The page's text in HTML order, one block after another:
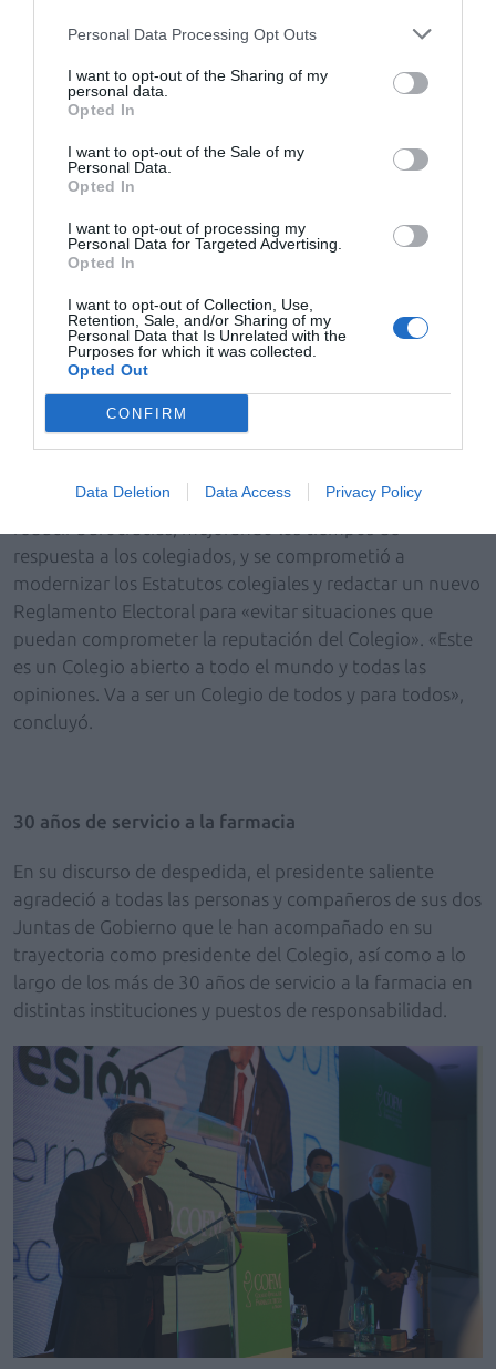
Personal Data Processing Opt Outs
I want to opt-out of the Sharing of my
personal data.
Opted In
I want to opt-out of the Sale of my
Personal Data.
Opted In
I want to opt-out of processing my
Personal Data for Targeted Advertising.
Opted In
I want to opt-out of Collection, Use,
Retention, Sale, and/or Sharing of my
Personal Data that Is Unrelated with the
Purposes for which it was collected.
Opted Out
CONFIRM
Data Deletion Data Access Privacy Policy
puedan financiarse con fondos europeos.
También incidió en la independencia de su gestión, «sin
presiones ajenas a nuestra profesión y con el único
objetivo de garantizar el modelo de farmacia que
tenemos». Se comprometió, igualmente, a buscar el
consenso profesional desde una actitud de escucha
activa, tanto de los farmacéuticos como de los
pacientes, y trabajar para reforzar la imagen y el
representar al colectivo en todos los foros e
instituciones de referencia y ámbitos de decisión. «Este
Colegio hará todo lo necesario para conseguirlo, pero
necesitaremos la ayuda del Consejo General para que la
voz de nuestros farmacéuticos resuene allá donde sea
necesario», aseguró.
Por último, asumió la tarea de agilizar procesos y
respuesta a los colegiados, y se comprometió a
modernizar los Estatutos colegiales y redactar un nuevo
Reglamento Electoral para «evitar situaciones que
puedan comprometer la reputación del Colegio». «Este
es un Colegio abierto a todo el mundo y todas las
opiniones. Va a ser un Colegio de todos y para todos»,
concluyó.
30 años de servicio a la farmacia
En su discurso de despedida, el presidente saliente
agradeció a todas las personas y compañeros de sus dos
Juntas de Gobierno que le han acompañado en su
trayectoria como presidente del Colegio, así como a lo
largo de los más de 30 años de servicio a la farmacia en
distintas instituciones y puestos de responsabilidad.